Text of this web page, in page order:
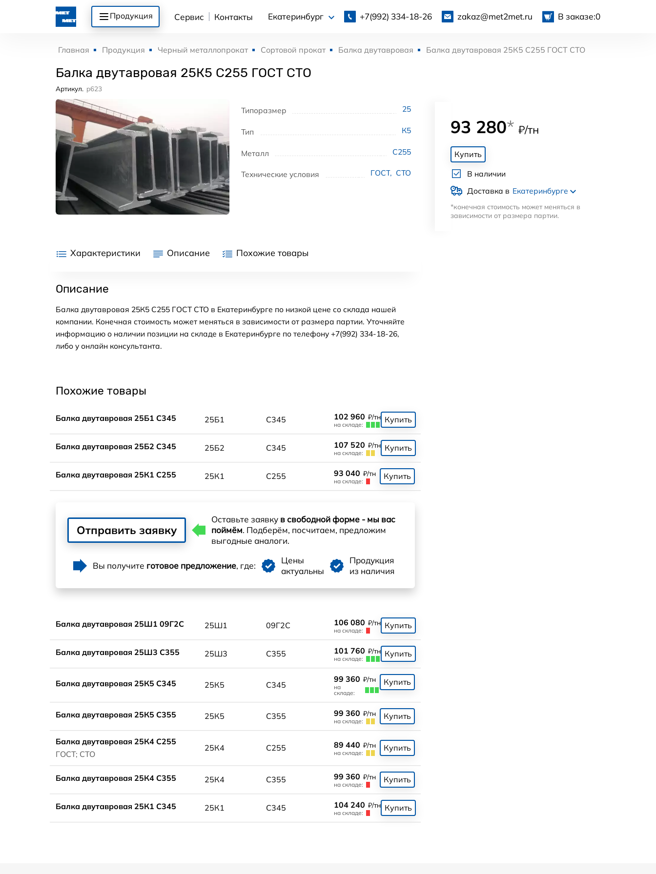
Продукция Сервис Контакты Екатеринбург +7(992) 334-18-26 zakaz@met2met.ru В заказе:0
Главная Продукция Черный металлопрокат Сортовой прокат Балка двутавровая Балка двутавровая 25К5 С255 ГОСТ СТО
Балка двутавровая 25К5 С255 ГОСТ СТО
Артикул. p623
Типоразмер 25
Тип К5
Металл С255
Технические условия ГОСТ, СТО
93 280* ₽/тн
Купить
В наличии
Доставка в Екатеринбурге
*конечная стоимость может меняться в
зависимости от размера партии.
Характеристики Описание Похожие товары
Описание
Балка двутавровая 25К5 С255 ГОСТ СТО в Екатеринбурге по низкой цене со склада нашей
компании. Конечная стоимость может меняться в зависимости от размера партии. Уточняйте
информацию о наличии позиции на складе в Екатеринбурге по телефону +7(992) 334-18-26,
либо у онлайн консультанта.
Похожие товары
Балка двутавровая 25Б1 С345 25Б1 С345 102 960 ₽/тн
на складе:
Купить
Балка двутавровая 25Б2 С345 25Б2 С345 107 520 ₽/тн
на складе:
Купить
Балка двутавровая 25К1 С255 25К1 С255 93 040 ₽/тн
на складе:
Купить
Отправить заявку
Оставьте заявку в свободной форме - мы вас
поймём. Подберём, посчитаем, предложим
выгодные аналоги.
Вы получите готовое предложение, где:
Цены
актуальны
Продукция
из наличия
Балка двутавровая 25Ш1 09Г2С 25Ш1 09Г2С 106 080 ₽/тн
на складе:
Купить
Балка двутавровая 25Ш3 С355 25Ш3 С355 101 760 ₽/тн
на складе:
Купить
Балка двутавровая 25К5 С345 25К5 С345
99 360 ₽/тн
на
складе:
Купить
Балка двутавровая 25К5 С355 25К5 С355 99 360 ₽/тн
на складе:
Купить
Балка двутавровая 25К4 С255
ГОСТ; СТО
25К4 С255 89 440 ₽/тн
на складе:
Купить
Балка двутавровая 25К4 С355 25К4 С355 99 360 ₽/тн
на складе:
Купить
Балка двутавровая 25К1 С345 25К1 С345 104 240 ₽/тн
на складе:
Купить